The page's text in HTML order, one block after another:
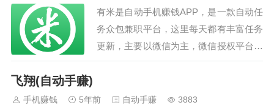
册点…
富，也可以更好的满足当代用户们的需
求，每天都能在这里来查看最新的收益奖
励。在上面所有的兼职任务都是可以去做
有米是自动手机赚钱APP，是一款自动任
务众包兼职平台，这里每天都有丰富任务
更新，主要以微信为主，微信授权平台登
录就可以（最好单独注册个微信，不要用
花钱，感兴趣的话就来下载试试看吧！有
飞翔(自动手赚)
手机赚钱 5年前 自动手赚 3883